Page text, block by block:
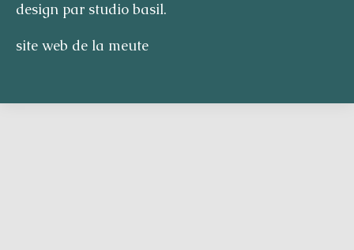
design par studio basil.
site web de la meute